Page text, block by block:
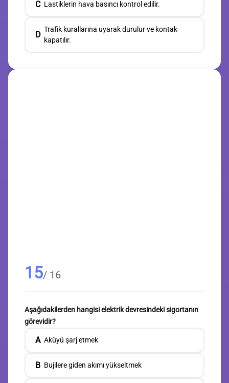
C Lastiklerin hava basıncı kontrol edilir.
D
Trafik kurallarına uyarak durulur ve kontak
kapatılır.
15/ 16
Aşağıdakilerden hangisi elektrik devresindeki sigortanın
görevidir?
A Aküyü şarj etmek
B Bujilere giden akımı yükseltmek